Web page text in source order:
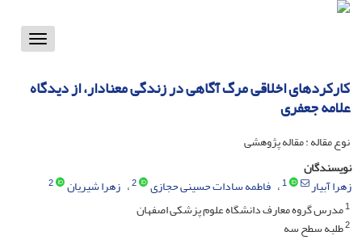
Toggle
کارکردهای اخلاقی مرگ آگاهی در زندگی معنادار، از دیدگاه
علامه جعفری
نوع مقاله : مقاله پژوهشی
نویسندگان
زهرا آبیار
1 فاطمه سادات حسینی حجازی 2 زهرا شیریان
2
1مدرس گروه معارف دانشگاه علوم پزشکی اصفهان
2طلبه سطح سه